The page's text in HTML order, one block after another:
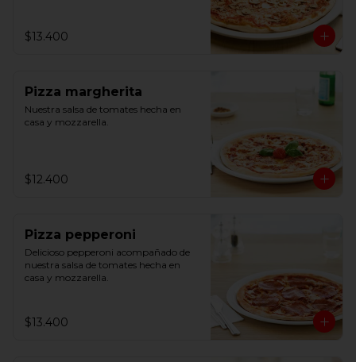
$13.400
Pizza margherita
Nuestra salsa de tomates hecha en
casa y mozzarella.
$12.400
Pizza pepperoni
Delicioso pepperoni acompañado de
nuestra salsa de tomates hecha en
casa y mozzarella.
$13.400